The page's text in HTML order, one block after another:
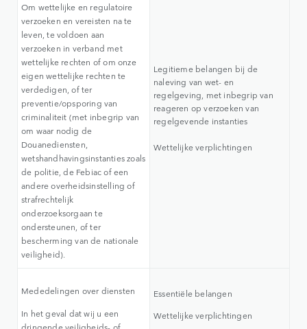
Om wettelijke en regulatoire
verzoeken en vereisten na te
leven, te voldoen aan
verzoeken in verband met
wettelijke rechten of om onze
eigen wettelijke rechten te
verdedigen, of ter
preventie/opsporing van
criminaliteit (met inbegrip van
om waar nodig de
Douanediensten,
wetshandhavingsinstanties zoals
de politie, de Febiac of een
andere overheidsinstelling of
strafrechtelijk
onderzoeksorgaan te
ondersteunen, of ter
bescherming van de nationale
veiligheid).
Legitieme belangen bij de
naleving van wet- en
regelgeving, met inbegrip van
reageren op verzoeken van
regelgevende instanties
Wettelijke verplichtingen
Mededelingen over diensten
In het geval dat wij u een
Essentiële belangen
Wettelijke verplichtingen